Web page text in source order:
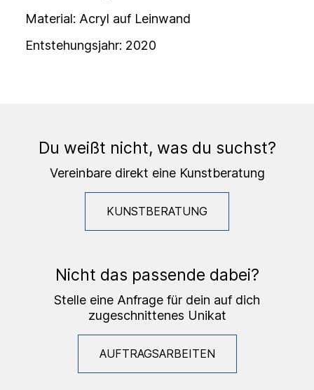
Material: Acryl auf Leinwand
Entstehungsjahr: 2020
Du weißt nicht, was du suchst?
Vereinbare direkt eine Kunstberatung
KUNSTBERATUNG
Nicht das passende dabei?
Stelle eine Anfrage für dein auf dich
zugeschnittenes Unikat
AUFTRAGSARBEITEN